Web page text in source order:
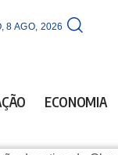
8 AGO, 2026
ECONOMIA